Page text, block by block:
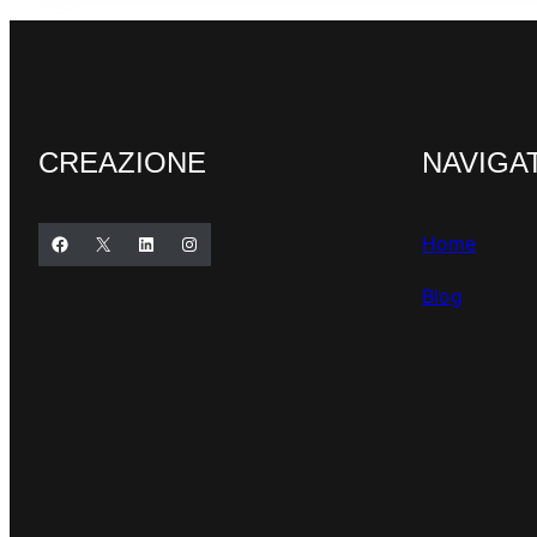
CREAZIONE
Facebook X LinkedIn Instagram Home
Blog